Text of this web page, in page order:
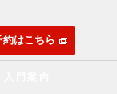
はこちら